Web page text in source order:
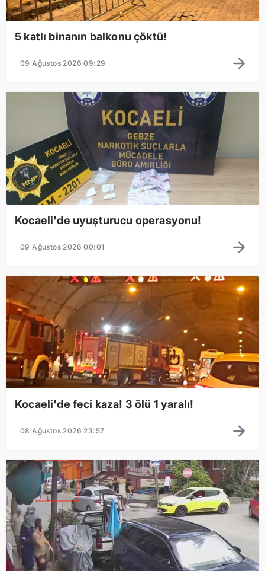
5 katlı binanın balkonu çöktü!
09 Ağustos 2026 09:29
Kocaeli'de uyuşturucu operasyonu!
09 Ağustos 2026 00:01
Kocaeli'de feci kaza! 3 ölü 1 yaralı!
08 Ağustos 2026 23:57